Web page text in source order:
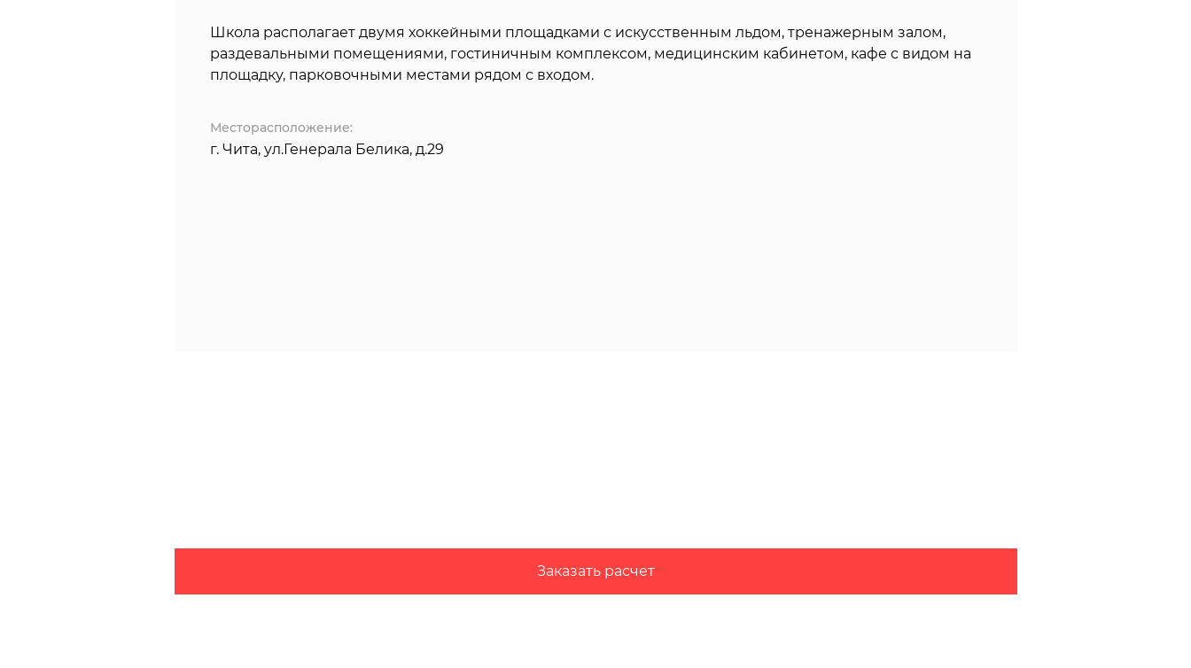
Школа располагает двумя хоккейными площадками с искусственным льдом, тренажерным залом,
раздевальными помещениями, гостиничным комплексом, медицинским кабинетом, кафе с видом на
площадку, парковочными местами рядом с входом.
Месторасположение:
г. Чита, ул.Генерала Белика, д.29
Заказать расчет